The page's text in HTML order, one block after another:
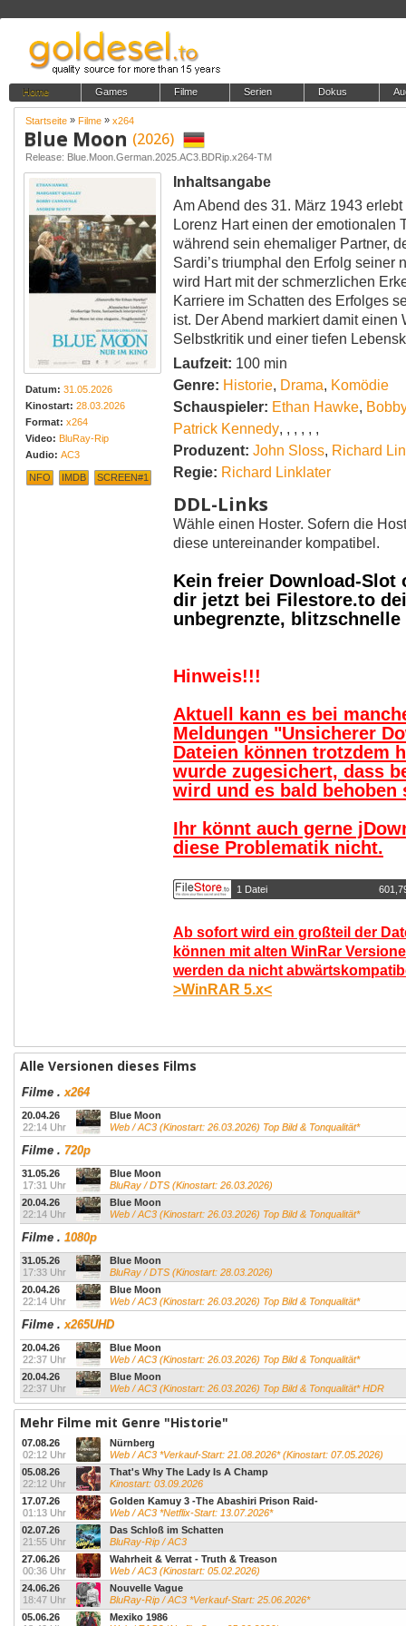
Home Games Filme Serien Dokus
Startseite » Filme » x264
Blue Moon (2026)
Release: Blue.Moon.German.2025.AC3.BDRip.x264-TM
Datum: 31.05.2026
Kinostart: 28.03.2026
Format: x264
Video: BluRay-Rip
Audio: AC3
NFO IMDB SCREEN#1
Inhaltsangabe
Am Abend des 31. März 1943
Lorenz Hart einen der emotionalen
während sein ehemaliger Partner,
Sardi’s triumphal den Erfolg seiner
wird Hart mit der schmerzlichen
Karriere im Schatten des Erfolges
ist. Der Abend markiert damit
Selbstkritik und einer tiefen
Laufzeit: 100 min
Genre: Historie, Drama, Komödie
Schauspieler: Ethan Hawke,
Patrick Kennedy, , , , , ,
Produzent: John Sloss, Richard
Regie: Richard Linklater
DDL-Links
Wähle einen Hoster. Sofern die
diese untereinander kompatibel.
Kein freier Download-Slot
dir jetzt bei Filestore.to
unbegrenzte,
Hinweis!!!
Aktuell kann es bei
Meldungen "Unsicherer
Dateien können trotzdem
wurde zugesichert, dass
wird und es bald behoben
Ihr könnt auch gerne
diese Problematik nicht.
1 Datei
Ab sofort wird ein großteil der
können mit alten WinRar
werden da nicht
>WinRAR 5.x<
Alle Versionen dieses Films
Filme .x264
20.04.26
22:14 Uhr
Blue Moon
Web / AC3 (Kinostart: 26.03.2026) Top Bild & Tonqualität*
Filme . 720p
31.05.26
17:31 Uhr
Blue Moon
BluRay / DTS (Kinostart: 26.03.2026)
20.04.26
22:14 Uhr
Blue Moon
Web / AC3 (Kinostart: 26.03.2026) Top Bild & Tonqualität*
Filme . 1080p
31.05.26
17:33 Uhr
Blue Moon
BluRay / DTS (Kinostart: 28.03.2026)
20.04.26
22:14 Uhr
Blue Moon
Web / AC3 (Kinostart: 26.03.2026) Top Bild & Tonqualität*
Filme .x265UHD
20.04.26
22:37 Uhr
Blue Moon
Web / AC3 (Kinostart: 26.03.2026) Top Bild & Tonqualität*
20.04.26
22:37 Uhr
Blue Moon
Web / AC3 (Kinostart: 26.03.2026) Top Bild & Tonqualität* HDR
Mehr Filme mit Genre "Historie"
07.08.26
02:12 Uhr
Nürnberg
Web / AC3 *Verkauf-Start: 21.08.2026* (Kinostart: 07.05.2026)
05.08.26
22:12 Uhr
That's Why The Lady Is A Champ
Kinostart: 03.09.2026
17.07.26
01:13 Uhr
Golden Kamuy 3 -The Abashiri Prison Raid-
Web / AC3 *Netflix-Start: 13.07.2026*
02.07.26
21:55 Uhr
Das Schloß im Schatten
BluRay-Rip / AC3
27.06.26
00:36 Uhr
Wahrheit & Verrat - Truth & Treason
Web / AC3 (Kinostart: 05.02.2026)
24.06.26
18:47 Uhr
Nouvelle Vague
BluRay-Rip / AC3 *Verkauf-Start: 25.06.2026*
05.06.26
Mexiko 1986